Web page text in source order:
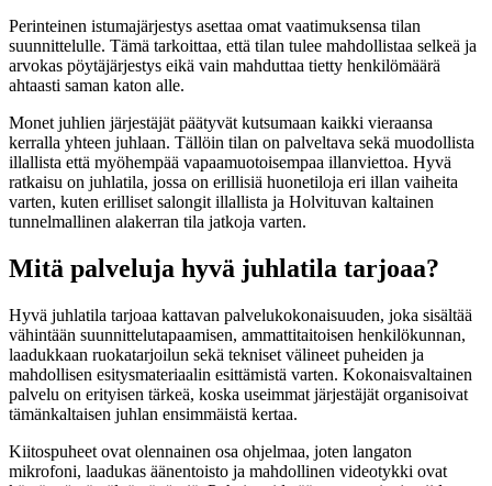
Perinteinen istumajärjestys asettaa omat vaatimuksensa tilan
suunnittelulle. Tämä tarkoittaa, että tilan tulee mahdollistaa selkeä ja
arvokas pöytäjärjestys eikä vain mahduttaa tietty henkilömäärä
ahtaasti saman katon alle.
Monet juhlien järjestäjät päätyvät kutsumaan kaikki vieraansa
kerralla yhteen juhlaan. Tällöin tilan on palveltava sekä muodollista
illallista että myöhempää vapaamuotoisempaa illanviettoa. Hyvä
ratkaisu on juhlatila, jossa on erillisiä huonetiloja eri illan vaiheita
varten, kuten erilliset salongit illallista ja Holvituvan kaltainen
tunnelmallinen alakerran tila jatkoja varten.
Mitä palveluja hyvä juhlatila tarjoaa?
Hyvä juhlatila tarjoaa kattavan palvelukokonaisuuden, joka sisältää
vähintään suunnittelutapaamisen, ammattitaitoisen henkilökunnan,
laadukkaan ruokatarjoilun sekä tekniset välineet puheiden ja
mahdollisen esitysmateriaalin esittämistä varten. Kokonaisvaltainen
palvelu on erityisen tärkeä, koska useimmat järjestäjät organisoivat
tämänkaltaisen juhlan ensimmäistä kertaa.
Kiitospuheet ovat olennainen osa ohjelmaa, joten langaton
mikrofoni, laadukas äänentoisto ja mahdollinen videotykki ovat